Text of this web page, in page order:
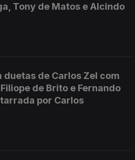
Tony de Matos e Alcindo
duetas de Carlos Zel com
de Brito e Fernando
por Carlos